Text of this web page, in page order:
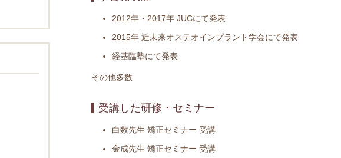
2012年・2017年 JUCにて発表
2015年 近未来オステオインプラント学会にて発表
経基臨塾にて発表
その他多数
受講した研修・セミナー
白数先生 矯正セミナー 受講
金成先生 矯正セミナー 受講